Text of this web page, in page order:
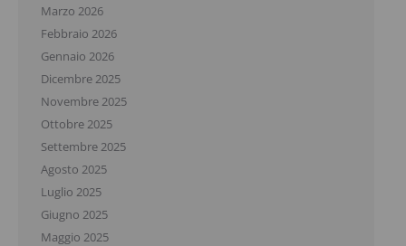
Marzo 2026
Febbraio 2026
Gennaio 2026
Dicembre 2025
Novembre 2025
Ottobre 2025
Settembre 2025
Agosto 2025
Luglio 2025
Giugno 2025
Maggio 2025